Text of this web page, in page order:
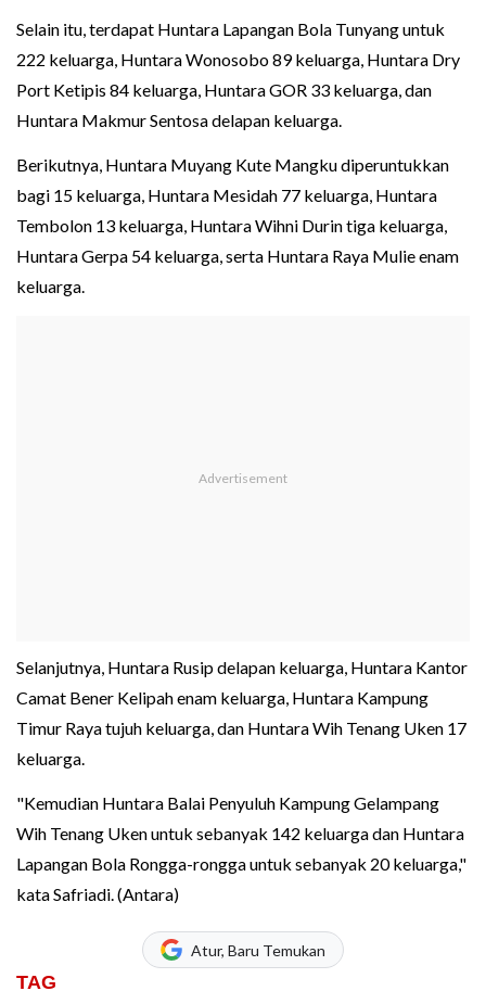
Selain itu, terdapat Huntara Lapangan Bola Tunyang untuk
222 keluarga, Huntara Wonosobo 89 keluarga, Huntara Dry
Port Ketipis 84 keluarga, Huntara GOR 33 keluarga, dan
Huntara Makmur Sentosa delapan keluarga.
Berikutnya, Huntara Muyang Kute Mangku diperuntukkan
bagi 15 keluarga, Huntara Mesidah 77 keluarga, Huntara
Tembolon 13 keluarga, Huntara Wihni Durin tiga keluarga,
Huntara Gerpa 54 keluarga, serta Huntara Raya Mulie enam
keluarga.
Selanjutnya, Huntara Rusip delapan keluarga, Huntara Kantor
Camat Bener Kelipah enam keluarga, Huntara Kampung
Timur Raya tujuh keluarga, dan Huntara Wih Tenang Uken 17
keluarga.
"Kemudian Huntara Balai Penyuluh Kampung Gelampang
Wih Tenang Uken untuk sebanyak 142 keluarga dan Huntara
Lapangan Bola Rongga-rongga untuk sebanyak 20 keluarga,"
kata Safriadi. (Antara)
Atur, Baru Temukan
TAG